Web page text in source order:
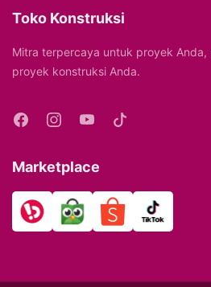
Toko Konstruksi
Mitra terpercaya untuk proyek Anda,
proyek konstruksi Anda.
Marketplace